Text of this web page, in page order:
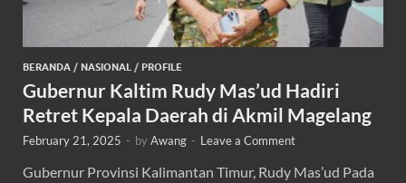
BERANDA / NASIONAL / PROFILE
Gubernur Kaltim Rudy Mas’ud Hadiri
Retret Kepala Daerah di Akmil Magelang
February 21, 2025 - byAwang - Leave a Comment
Gubernur Provinsi Kalimantan Timur, Rudy Mas’ud Pada